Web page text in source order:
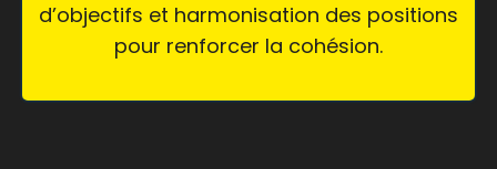
d’objectifs et harmonisation des positions
pour renforcer la cohésion.